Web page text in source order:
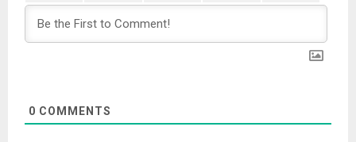
0 COMMENTS